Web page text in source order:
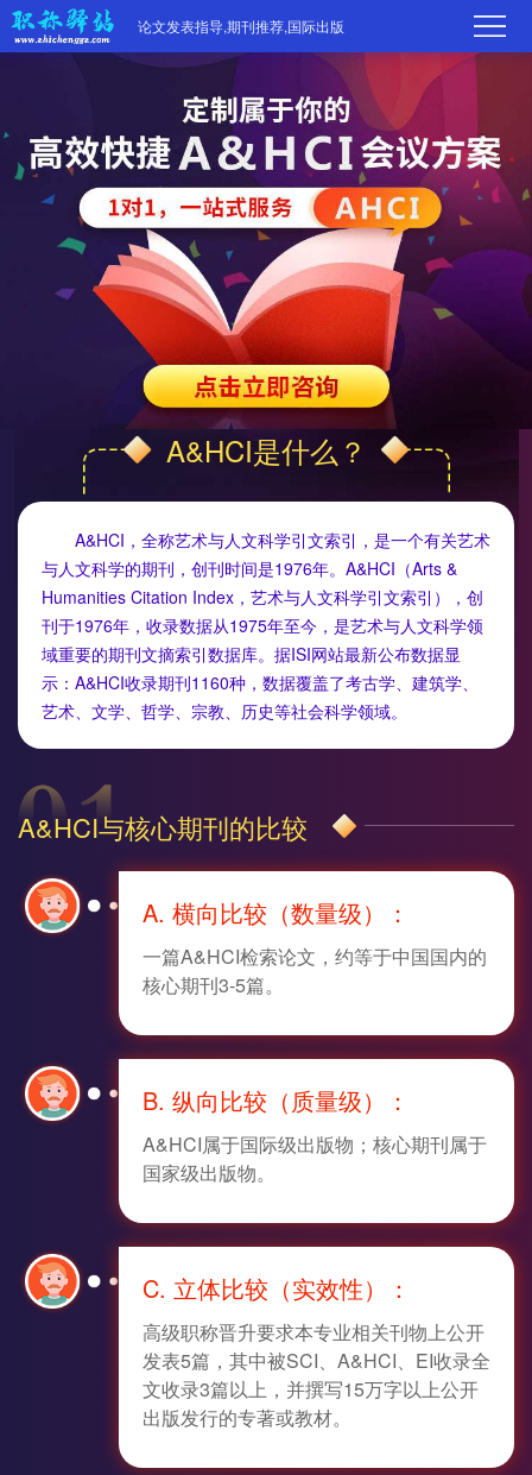
论文发表指导,期刊推荐,国际出版
首
页
学
A&HCI是什么？
A&HCI，全称艺术与人文科学引文索引，是一个有关艺术
与人文科学的期刊，创刊时间是1976年。A&HCI（Arts &
Humanities Citation Index，艺术与人文科学引文索引），创
刊于1976年，收录数据从1975年至今，是艺术与人文科学领
域重要的期刊文摘索引数据库。据ISI网站最新公布数据显
示：A&HCI收录期刊1160种，数据覆盖了考古学、建筑学、
艺术、文学、哲学、宗教、历史等社会科学领域。
A&HCI与核心期刊的比较
A. 横向比较（数量级）：
一篇A&HCI检索论文，约等于中国国内的
核心期刊3-5篇。
B. 纵向比较（质量级）：
A&HCI属于国际级出版物；核心期刊属于
国家级出版物。
C. 立体比较（实效性）：
高级职称晋升要求本专业相关刊物上公开
发表5篇，其中被SCI、A&HCI、EI收录全
文收录3篇以上，并撰写15万字以上公开
出版发行的专著或教材。